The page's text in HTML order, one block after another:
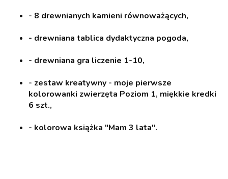
- 8 drewnianych kamieni równoważących,
- drewniana tablica dydaktyczna pogoda,
- drewniana gra liczenie 1-10,
- zestaw kreatywny - moje pierwsze
kolorowanki zwierzęta Poziom 1, miękkie kredki
6 szt.,
- kolorowa książka "Mam 3 lata".